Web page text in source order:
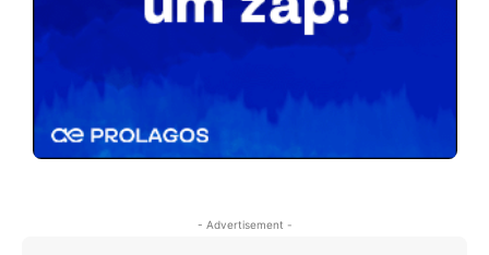
- Advertisement -